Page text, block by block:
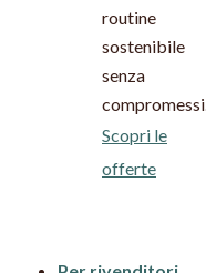
routine
sostenibile
senza
compromessi.
Scopri le
offerte